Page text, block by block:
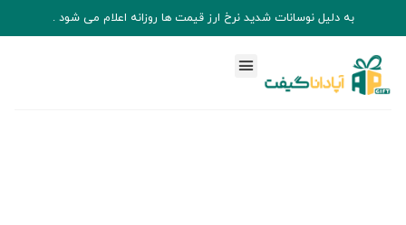
به دلیل نوسانات شدید نرخ ارز قیمت ها روزانه اعلام می شود .